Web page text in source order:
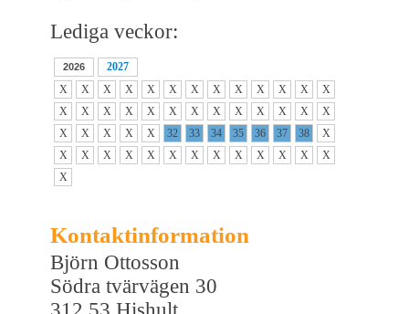
Lediga veckor:
2026
2027
X
X X X X X X X X X X X
X
X
X X X X X X X X X X X
X
X
X X X X 32 33 34 35 36 37 38
X
X
X X X X X X X X X X X
X
X
Kontaktinformation
Björn Ottosson
Södra tvärvägen 30